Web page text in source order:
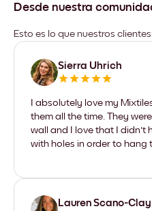
Desde nuestra
Esto es lo que nuestros
Sierra Uhrich
I absolutely love my
them all the time. They
wall and I love that I didn't
with holes in order to hang
Lauren Scano-Clay